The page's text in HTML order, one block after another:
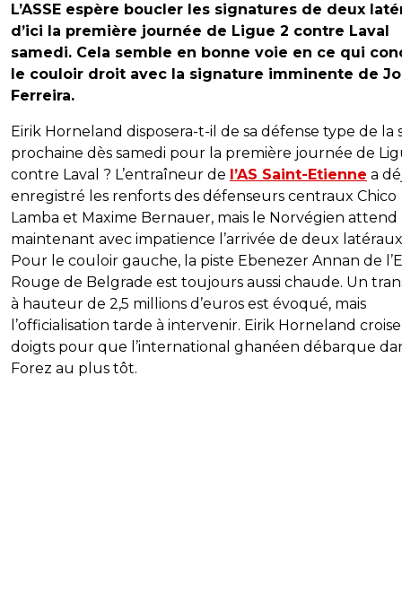
L’ASSE espère boucler les signatures de deux
d’ici la première journée de Ligue 2 contre Laval
samedi. Cela semble en bonne voie en ce qui
le couloir droit avec la signature imminente de
Ferreira.
Eirik Horneland disposera-t-il de sa défense type de la
prochaine dès samedi pour la première journée de
contre Laval ? L’entraîneur de l’AS Saint-Etienne a
enregistré les renforts des défenseurs centraux Chico
Lamba et Maxime Bernauer, mais le Norvégien attend
maintenant avec impatience l’arrivée de deux
Pour le couloir gauche, la piste Ebenezer Annan de
Rouge de Belgrade est toujours aussi chaude. Un
à hauteur de 2,5 millions d’euros est évoqué, mais
l’officialisation tarde à intervenir. Eirik Horneland
doigts pour que l’international ghanéen débarque
Forez au plus tôt.